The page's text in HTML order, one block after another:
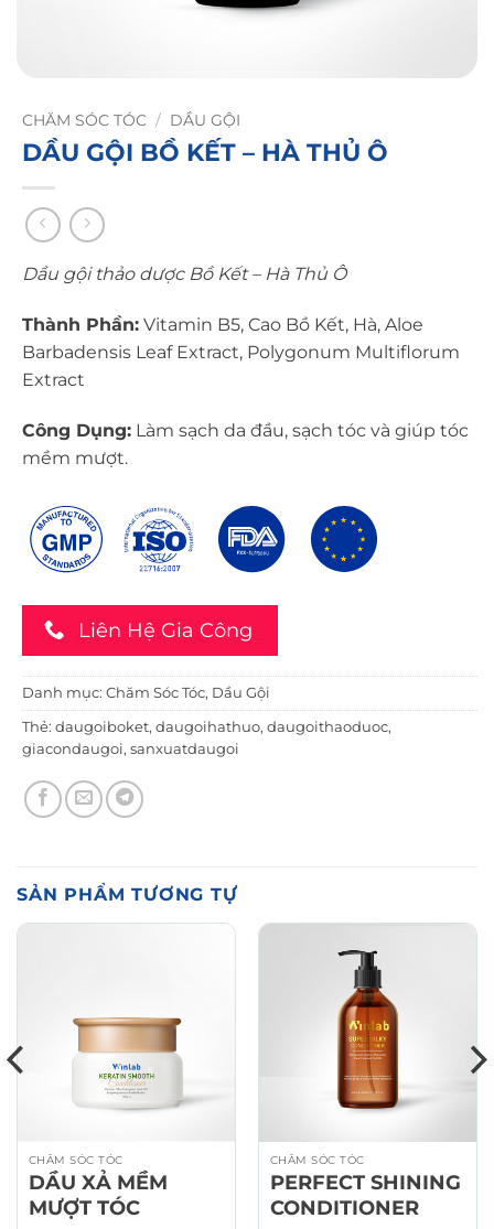
CHĂM SÓC TÓC / DẦU GỘI
DẦU GỘI BỒ KẾT – HÀ THỦ Ô
Dầu gội thảo dược Bồ Kết – Hà Thủ Ô
Thành Phần: Vitamin B5, Cao Bồ Kết, Hà, Aloe
Barbadensis Leaf Extract, Polygonum Multiflorum
Extract
Công Dụng: Làm sạch da đầu, sạch tóc và giúp tóc
mềm mượt.
Liên Hệ Gia Công
Danh mục: Chăm Sóc Tóc, Dầu Gội
Thẻ: daugoiboket, daugoihathuo, daugoithaoduoc,
giacondaugoi, sanxuatdaugoi
SẢN PHẨM TƯƠNG TỰ
CHĂM SÓC TÓC
DẦU XẢ MỀM
MƯỢT TÓC
CHĂM SÓC TÓC
PERFECT SHINING
CONDITIONER